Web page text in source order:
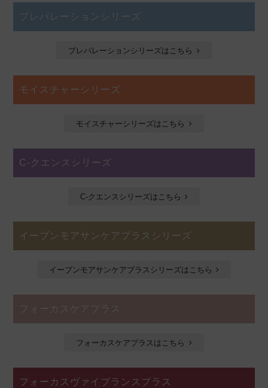
プレパレーションシリーズ
プレパレーションシリーズはこちら
モイスチャーシリーズ
モイスチャーシリーズはこちら
C-クエンスシリーズ
C-クエンスシリーズはこちら
イーブンモアサンケアプラスシリーズ
イーブンモアサンケアプラスシリーズはこちら
フォーカスケアプラス
フォーカスケアプラスはこちら
フォーカスヴァイブランスプラス